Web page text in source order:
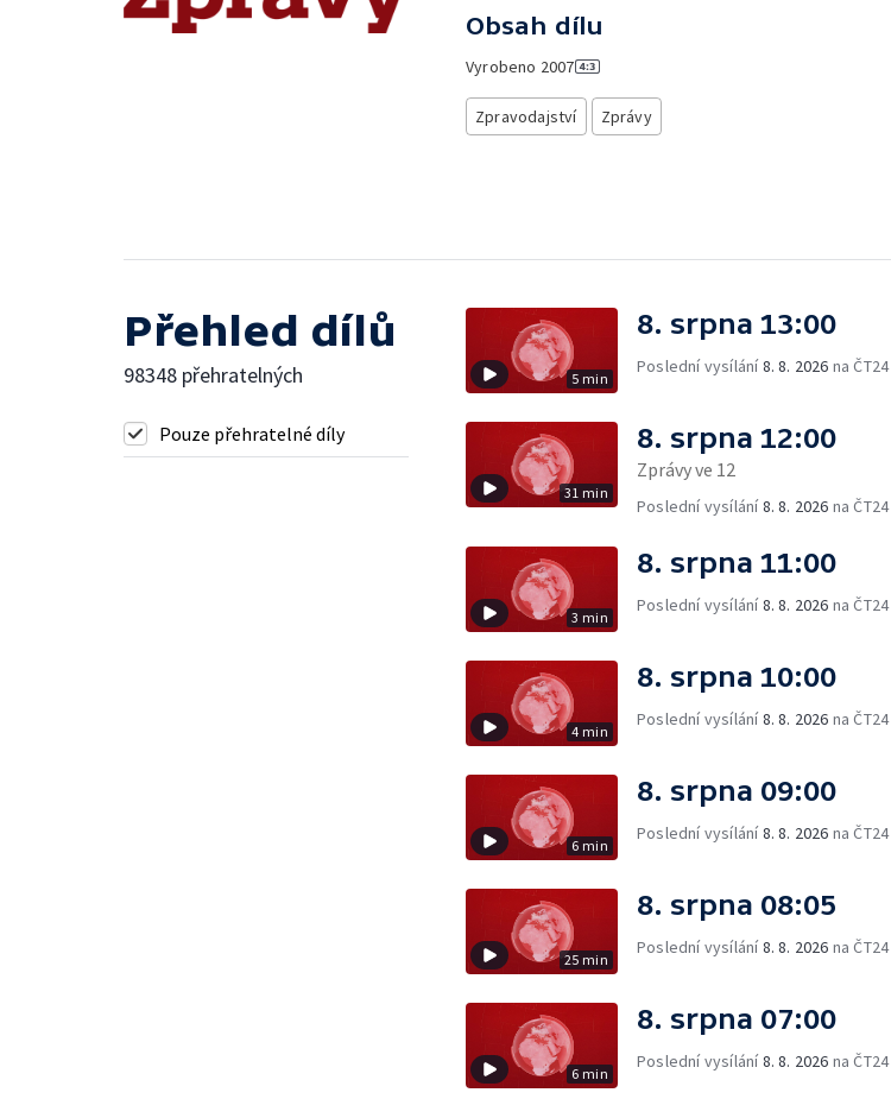
Obsah dílu
Vyrobeno 2007
Zpravodajství Zprávy
Přehled dílů
98348 přehratelných
Pouze přehratelné díly
5 min
8. srpna 13:00
Poslední vysílání8. 8. 2026 na ČT24
31 min
8. srpna 12:00
Zprávy ve 12
Poslední vysílání8. 8. 2026 na ČT24
3 min
8. srpna 11:00
Poslední vysílání8. 8. 2026 na ČT24
4 min
8. srpna 10:00
Poslední vysílání8. 8. 2026 na ČT24
6 min
8. srpna 09:00
Poslední vysílání8. 8. 2026 na ČT24
25 min
8. srpna 08:05
Poslední vysílání8. 8. 2026 na ČT24
6 min
8. srpna 07:00
Poslední vysílání8. 8. 2026 na ČT24